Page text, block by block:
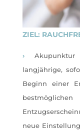
ZIEL:
›Akupunktur
langjährige,
Beginn einer
neue